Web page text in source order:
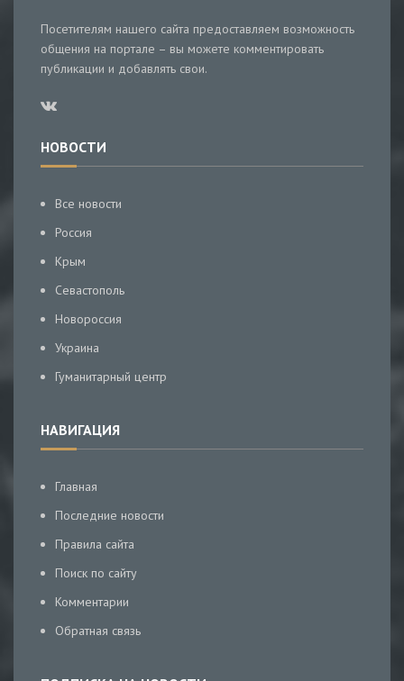
Посетителям нашего сайта предоставляем возможность
общения на портале – вы можете комментировать
публикации и добавлять свои.
НОВОСТИ
Все новости
Россия
Крым
Севастополь
Новороссия
Украина
Гуманитарный центр
НАВИГАЦИЯ
Главная
Последние новости
Правила сайта
Поиск по сайту
Комментарии
Обратная связь